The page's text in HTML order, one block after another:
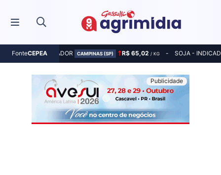
FonteCEPEA
MILHO - INDICADOR CAMPINAS (SP) R$ 65,02 / KG SOJA -